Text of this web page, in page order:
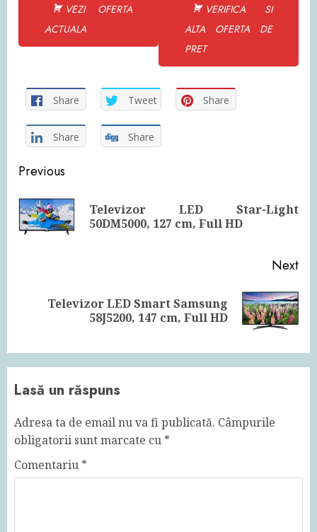
VEZI OFERTA
ACTUALA
VERIFICA SI
ALTA OFERTA DE
PRET
Share Tweet Share
Share Share
Continue
Reading
Previous
Televizor LED Star-Light
50DM5000, 127 cm, Full HD
Next
Televizor LED Smart Samsung
58J5200, 147 cm, Full HD
Lasă un răspuns
Adresa ta de email nu va fi publicată. Câmpurile
obligatorii sunt marcate cu *
Comentariu *